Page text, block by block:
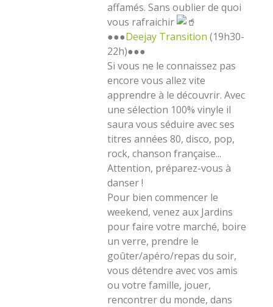
affamés. Sans oublier de quoi
vous rafraichir
●●●Deejay Transition (19h30-
22h)●●●
Si vous ne le connaissez pas
encore vous allez vite
apprendre à le découvrir. Avec
une sélection 100% vinyle il
saura vous séduire avec ses
titres années 80, disco, pop,
rock, chanson française...
Attention, préparez-vous à
danser !
Pour bien commencer le
weekend, venez aux Jardins
pour faire votre marché, boire
un verre, prendre le
goûter/apéro/repas du soir,
vous détendre avec vos amis
ou votre famille, jouer,
rencontrer du monde, dans